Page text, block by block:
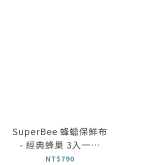
SuperBee 蜂蠟保鮮布
- 經典蜂巢 3入一組
(S,M,L 各一)
NT$790